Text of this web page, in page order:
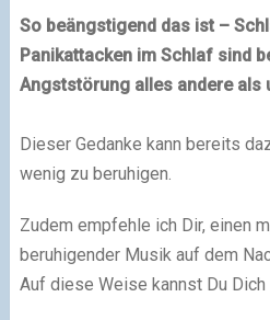
So beängstigend das ist –
Panikattacken im Schlaf sind
Angststörung alles andere als
Dieser Gedanke kann bereits
wenig zu beruhigen.
Zudem empfehle ich Dir, einen
beruhigender Musik auf dem
Auf diese Weise kannst Du